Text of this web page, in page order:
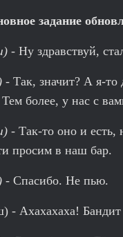
задание
- Ну здравствуй,
- Так, значит? А я-то
более, у нас с
- Так-то оно и есть,
просим в наш бар.
- Спасибо. Не пью.
- Ахахахаха!